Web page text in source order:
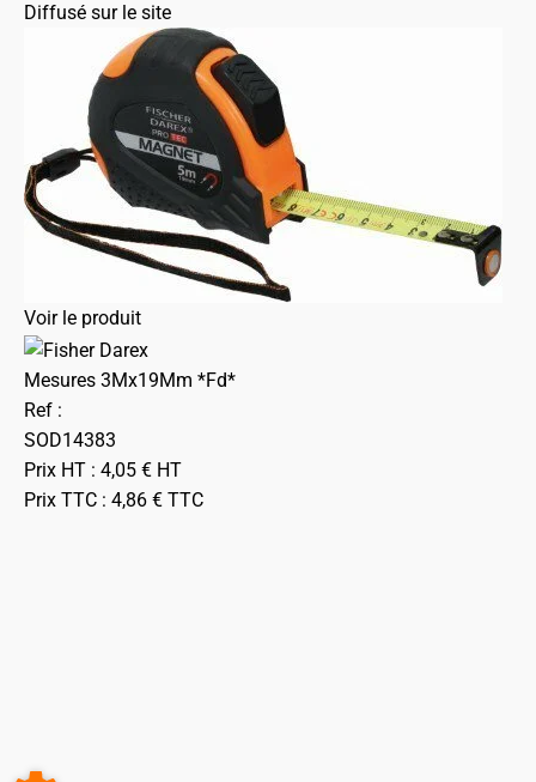
Diffusé sur le site
Voir le produit
Mesures 3Mx19Mm *Fd*
Ref :
SOD14383
Prix HT : 4,05 € HT
Prix TTC : 4,86 € TTC